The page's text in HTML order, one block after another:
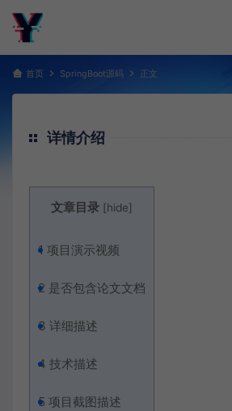
首页 SpringBoot源码 正文
详情介绍
文章目录 [hide]
1 项目演示视频
2 是否包含论文文档
3 详细描述
4 技术描述
5 项目截图描述